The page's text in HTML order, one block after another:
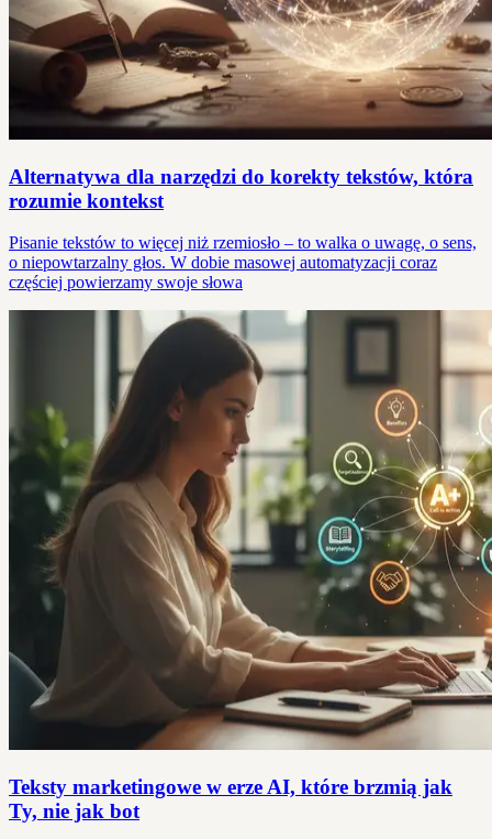
Alternatywa dla narzędzi do korekty tekstów, która
rozumie kontekst
Pisanie tekstów to więcej niż rzemiosło – to walka o uwagę, o sens,
o niepowtarzalny głos. W dobie masowej automatyzacji coraz
częściej powierzamy swoje słowa
Teksty marketingowe w erze AI, które brzmią jak
Ty, nie jak bot